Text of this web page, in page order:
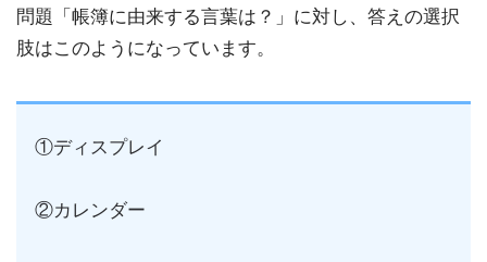
問題「帳簿に由来する言葉は？」に対し、答えの選択
肢はこのようになっています。
①ディスプレイ
②カレンダー